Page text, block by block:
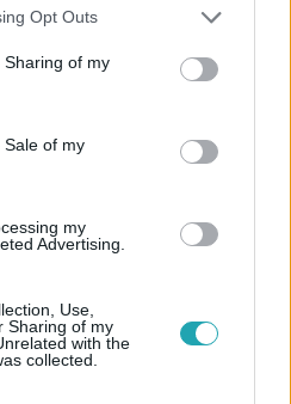
app uses one or more Google
behaviour. You may click to
and its third-party tags to
purposes in below Google
Opt Outs
of my
of my
my
Advertising.
Use,
Sharing of my
with the
collected.
Wild
hozni Gombó Viola
szerepel.